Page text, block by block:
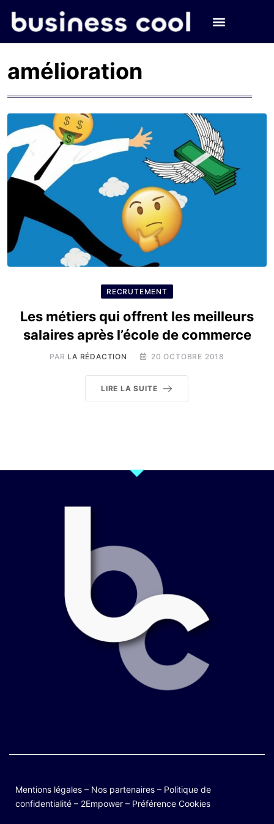
amélioration
RECRUTEMENT
Les métiers qui offrent les meilleurs
salaires après l’école de commerce
PAR LA RÉDACTION 20 OCTOBRE 2018
LIRE LA SUITE
Mentions légales – Nos partenaires – Politique de
confidentialité – 2Empower – Préférence Cookies